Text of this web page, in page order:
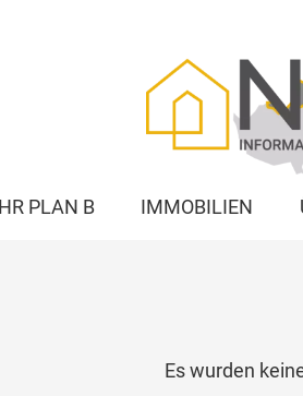
IHR PLAN B IMMOBILIEN
Es wurden